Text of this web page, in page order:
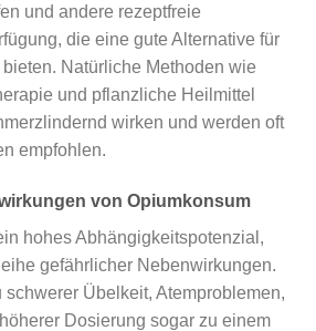
und andere rezeptfreie
die eine gute Alternative für
Natürliche Methoden wie
und pflanzliche Heilmittel
wirken und werden oft
empfohlen.
von Opiumkonsum
hohes Abhängigkeitspotenzial,
gefährlicher Nebenwirkungen.
schwerer Übelkeit, Atemproblemen,
Dosierung sogar zu einem